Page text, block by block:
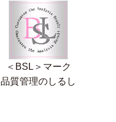
＜BSL＞マーク
品質管理のしるし